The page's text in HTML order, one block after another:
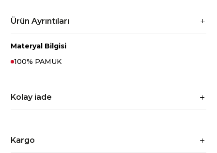
Ürün Ayrıntıları
Materyal Bilgisi
100% PAMUK
Kolay iade
Kargo